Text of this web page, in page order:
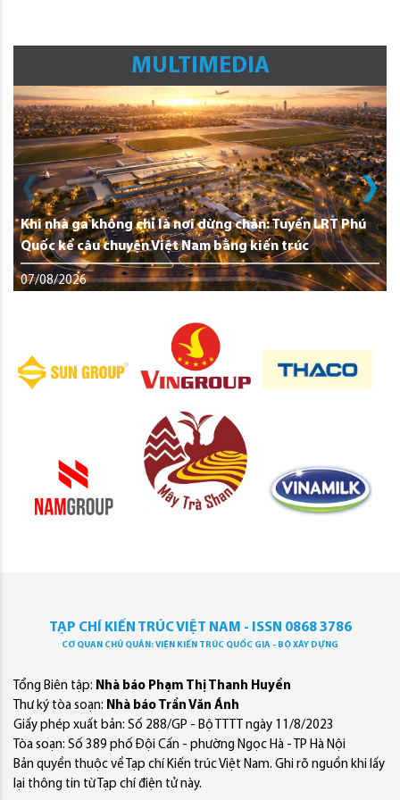
MULTIMEDIA
Khi nhà ga không chỉ là nơi dừng chân: Tuyến LRT Phú
Quốc kể câu chuyện Việt Nam bằng kiến trúc
07/08/2026
TẠP CHÍ KIẾN TRÚC VIỆT NAM - ISSN 0868 3786
CƠ QUAN CHỦ QUẢN: VIỆN KIẾN TRÚC QUỐC GIA - BỘ XÂY DỰNG
Tổng Biên tập: Nhà báo Phạm Thị Thanh Huyền
Thư ký tòa soạn: Nhà báo Trần Văn Ánh
Giấy phép xuất bản: Số 288/GP - Bộ TTTT ngày 11/8/2023
Tòa soạn: Số 389 phố Đội Cấn - phường Ngọc Hà - TP Hà Nội
Bản quyền thuộc về Tạp chí Kiến trúc Việt Nam. Ghi rõ nguồn khi lấy
lại thông tin từ Tạp chí điện tử này.